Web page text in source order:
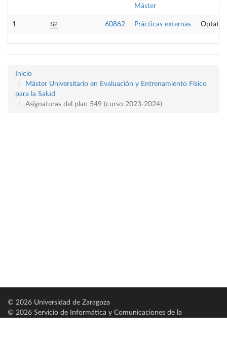
Máster
1 S2 60862 Prácticas externas
Inicio
Máster Universitario en Evaluación y Entrenamiento Físico
para la Salud
Asignaturas del plan 549 (curso 2023-2024)
© 2026 Universidad de Zaragoza
© 2026 Servicio de Informática y Comunicaciones de la